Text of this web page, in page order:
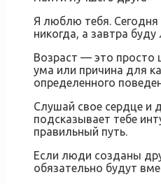
Я люблю тебя.
никогда, а завтра
Возраст — это просто
ума или причина для
определенного
Слушай свое сердце и
подсказывает тебе
правильный путь.
Если люди созданы
обязательно будут